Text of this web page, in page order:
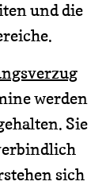
und die
werden
Sie
sich